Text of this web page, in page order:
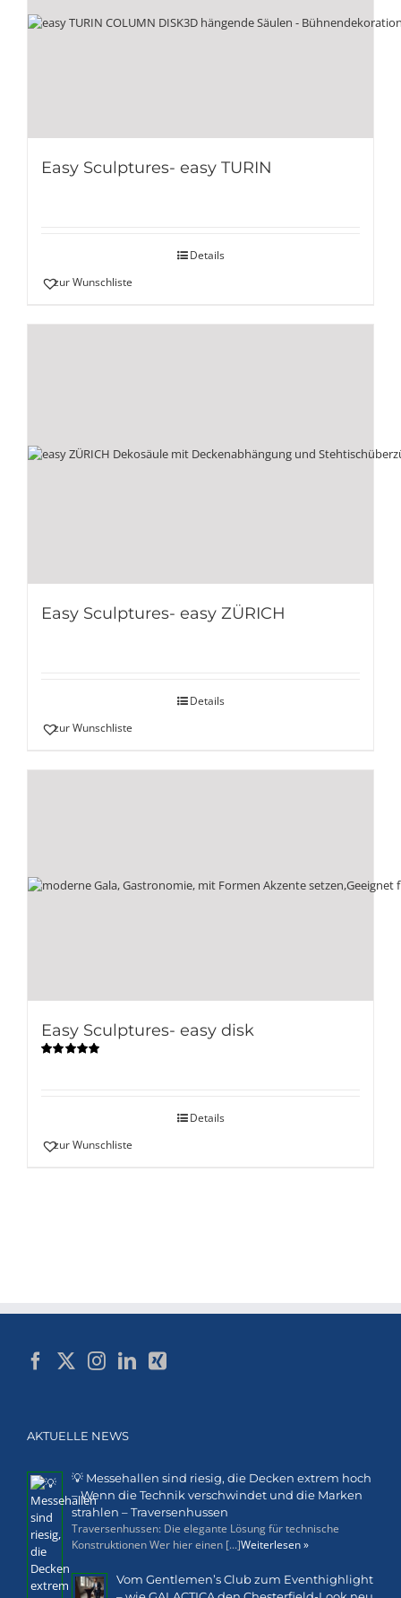
Easy Sculptures- easy TURIN
Details
zur Wunschliste
Easy Sculptures- easy ZÜRICH
Details
zur Wunschliste
Easy Sculptures- easy disk
Details
zur Wunschliste
AKTUELLE NEWS
💡 Messehallen sind riesig, die Decken extrem hoch
– Wenn die Technik verschwindet und die Marken
strahlen – Traversenhussen
Traversenhussen: Die elegante Lösung für technische
Konstruktionen Wer hier einen [...]Weiterlesen »
Vom Gentlemen’s Club zum Eventhighlight